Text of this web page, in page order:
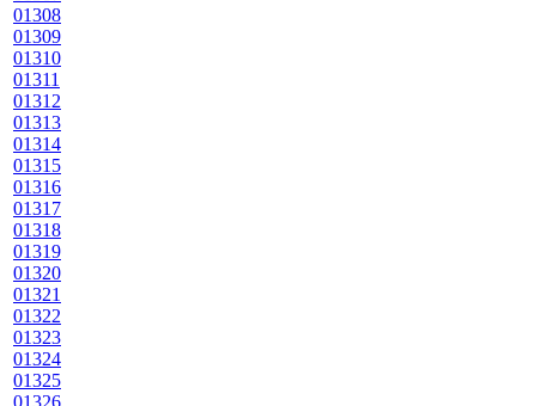
01308
01309
01310
01311
01312
01313
01314
01315
01316
01317
01318
01319
01320
01321
01322
01323
01324
01325
01326